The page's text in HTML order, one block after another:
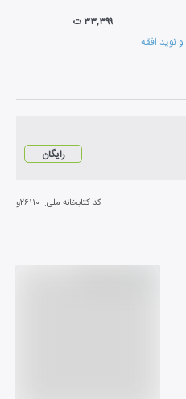
و نوید افقه
۳۳,۳۹۹ ت
رایگان
کد کتابخانه ملی: ۲۶۱۱۰و